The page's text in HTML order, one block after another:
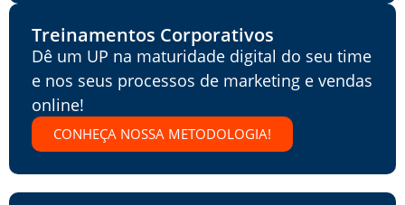
Treinamentos Corporativos
Dê um UP na maturidade digital do seu time
e nos seus processos de marketing e vendas
online!
CONHEÇA NOSSA METODOLOGIA!